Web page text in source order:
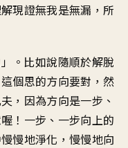
現證無我是無漏 ， 所
」。 比如說隨順於解脫
這個思的方向要對 ，然
， 因為方向是一步、
！ 一步、一步向上的
慢慢地淨化 ，慢慢地向